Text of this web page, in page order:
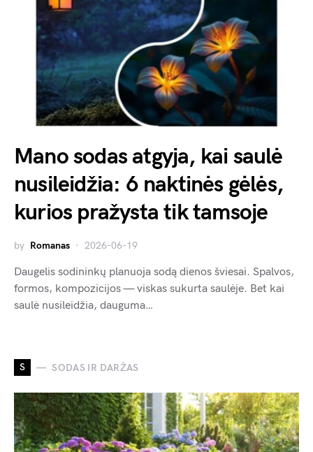
Mano sodas atgyja, kai saulė
nusileidžia: 6 naktinės gėlės,
kurios pražysta tik tamsoje
by Romanas 2026-06-19
Daugelis sodininkų planuoja sodą dienos šviesai. Spalvos,
formos, kompozicijos — viskas sukurta saulėje. Bet kai
saulė nusileidžia, dauguma…
S SODAS IR DARŽAS